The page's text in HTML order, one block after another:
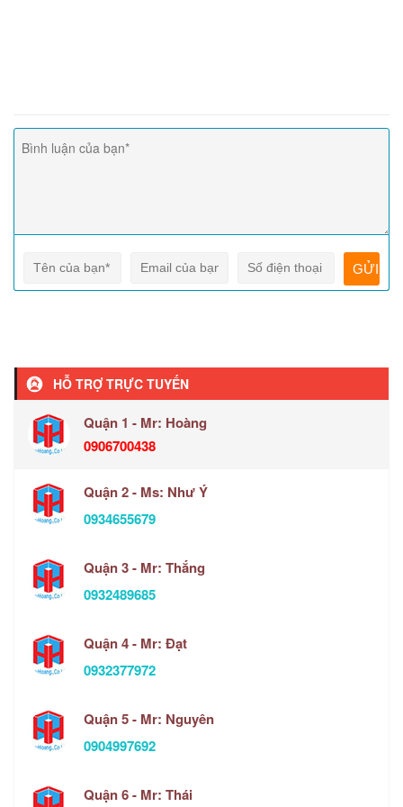
HỖ TRỢ TRỰC TUYẾN
Quận 1 - Mr: Hoàng
0906700438
Quận 2 - Ms: Như Ý
0934655679
Quận 3 - Mr: Thắng
0932489685
Quận 4 - Mr: Đạt
0932377972
Quận 5 - Mr: Nguyên
0904997692
Quận 6 - Mr: Thái